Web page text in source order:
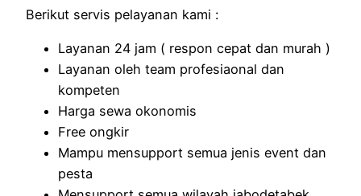
Berikut servis pelayanan kami :
Layanan 24 jam ( respon cepat dan murah )
Layanan oleh team profesiaonal dan
kompeten
Harga sewa okonomis
Free ongkir
Mampu mensupport semua jenis event dan
pesta